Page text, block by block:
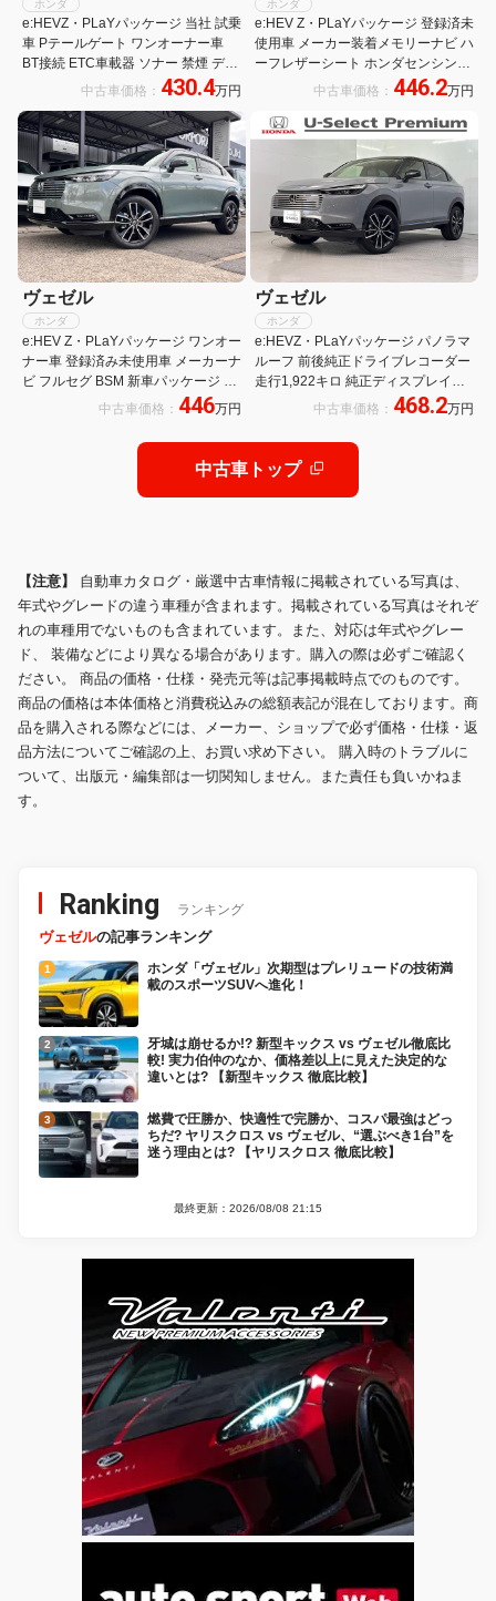
ホンダ
e:HEVZ・PLaYパッケージ 当社 試乗
車 Pテールゲート ワンオーナー車
BT接続 ETC車載器 ソナー 禁煙 デモ
カー LEDライト Dレコ リヤカメラ
タ 盗難防止装置 フルセグテレビ
中古車価格： 430.4万円
ホンダ
e:HEV Z・PLaYパッケージ 登録済未
使用車 メーカー装着メモリーナビ ハ
ーフレザーシート ホンダセンシング
マルチビューカメラ プレミアムオー
パワーバックドア 純正18インチAW
中古車価格： 446.2万円
ヴェゼル
ホンダ
e:HEV Z・PLaYパッケージ ワンオー
ナー車 登録済み未使用車 メーカーナ
ビ フルセグ BSM 新車パッケージ 内
装グレージュ パワーバックドア パノ
ラマルーフ ワイヤレス充電 ハーフレ
ザーシート 新車取説 保証書 スペア
中古車価格： 446万円
ヴェゼル
ホンダ
e:HEVZ・PLaYパッケージ パノラマ
ルーフ 前後純正ドライブレコーダー
走行1,922キロ 純正ディスプレイオ
ーディオ メモリーナビ マルチビュー
カメラ ワイヤレス充電器 電動リアゲ
ート 純正アルミホイール パノラマモ
ニター
中古車価格： 468.2万円
中古車トップ
【注意】 自動車カタログ・厳選中古車情報に掲載されている写真は、
年式やグレードの違う車種が含まれます。掲載されている写真はそれぞ
れの車種用でないものも含まれています。また、対応は年式やグレー
ド、 装備などにより異なる場合があります。購入の際は必ずご確認く
ださい。 商品の価格・仕様・発売元等は記事掲載時点でのものです。
商品の価格は本体価格と消費税込みの総額表記が混在しております。商
品を購入される際などには、メーカー、ショップで必ず価格・仕様・返
品方法についてご確認の上、お買い求め下さい。 購入時のトラブルに
ついて、出版元・編集部は一切関知しません。また責任も負いかねま
す。
Ranking ランキング
ヴェゼルの記事ランキング
ホンダ「ヴェゼル」次期型はプレリュードの技術満
載のスポーツSUVへ進化！
牙城は崩せるか!? 新型キックス vs ヴェゼル徹底比
較! 実力伯仲のなか、価格差以上に見えた決定的な
違いとは? 【新型キックス 徹底比較】
燃費で圧勝か、快適性で完勝か、コスパ最強はどっ
ちだ? ヤリスクロス vs ヴェゼル、“選ぶべき1台”を
迷う理由とは? 【ヤリスクロス 徹底比較】
最終更新：2026/08/08 21:15